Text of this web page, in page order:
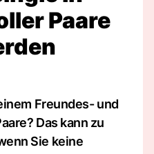
Paare
Freundes- und
Das kann zu
Sie keine